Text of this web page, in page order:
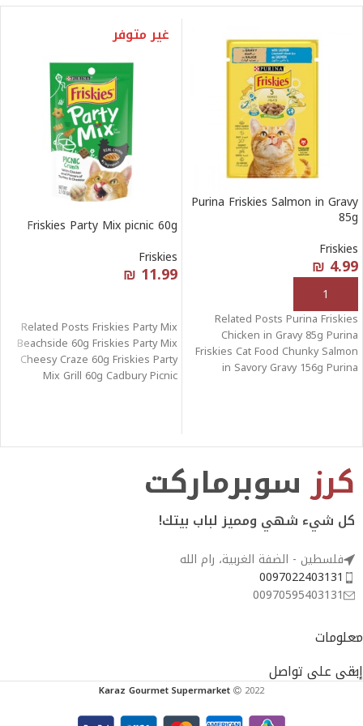
Purina Friskies Salmon in Gravy
85g
Friskies
₪ 4.99
إضافة إلى السلة
Related Posts Purina Friskies
Chicken in Gravy 85g Purina
Friskies Cat Food Chunky Salmon
in Savory Gravy 156g Purina
غير متوفر
Friskies Party Mix picnic 60g
Friskies
₪ 11.99
Related Posts Friskies Party Mix
Beachside 60g Friskies Party Mix
Cheesy Craze 60g Friskies Party
Mix Grill 60g Cadbury Picnic
كرز سوبرماركت
كل شيء شهي ومميز لباب بيتك!
فلسطين - الضفة الغربية، رام الله
0097022403131
00970595403131
معلومات
إبقى على تواصل
Karaz Gourmet Supermarket 2022